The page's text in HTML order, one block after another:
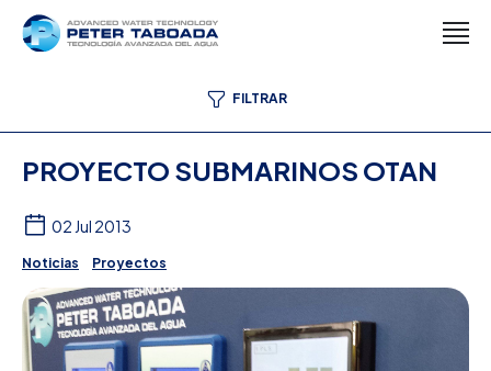
FILTRAR
PROYECTO SUBMARINOS OTAN
02 Jul 2013
Noticias Proyectos